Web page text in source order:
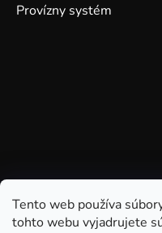
Tento web používa
tohto webu vyjadrujete
Provízny systém